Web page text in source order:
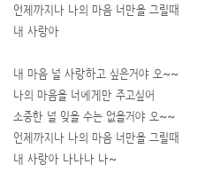
언제까지나 나의 마음 너만을 그릴때
내 사랑아
내 마음 널 사랑하고 싶은거야 오~~
나의 마음을 너에게만 주고싶어
소중한 널 잊을 수는 없을거야 오~~
언제까지나 나의 마음 너만을 그릴때
내 사랑아 나나나 나~